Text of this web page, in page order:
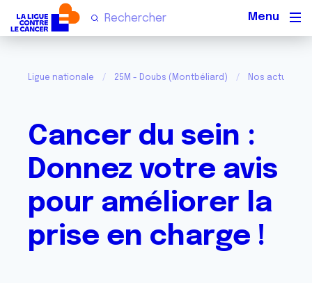
Ligue nationale 25M - Doubs (Montbéliard) Nos actualités
Cancer du sein :
Donnez votre avis
pour améliorer la
prise en charge !